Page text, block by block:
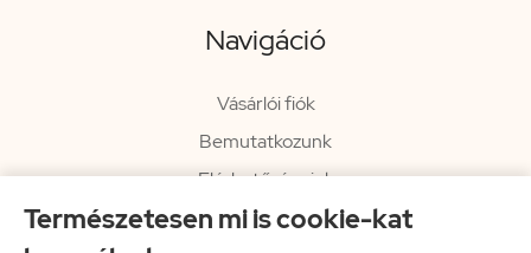
Természetesen mi is cookie-kat
Navigáció
Vásárlói fiók
Bemutatkozunk
Elérhetőségeink
Hírlevél